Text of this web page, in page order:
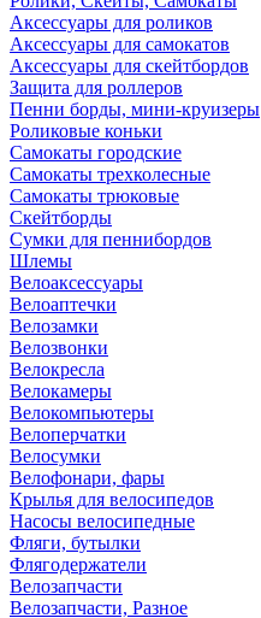
Аксессуары для роликов
Аксессуары для самокатов
Аксессуары для скейтбордов
Защита для роллеров
Пенни борды, мини-круизеры
Роликовые коньки
Самокаты городские
Самокаты трехколесные
Самокаты трюковые
Скейтборды
Сумки для пеннибордов
Шлемы
Велоаксессуары
Велоаптечки
Велозамки
Велозвонки
Велокресла
Велокамеры
Велокомпьютеры
Велоперчатки
Велосумки
Велофонари, фары
Крылья для велосипедов
Насосы велосипедные
Фляги, бутылки
Флягодержатели
Велозапчасти
Велозапчасти, Разное